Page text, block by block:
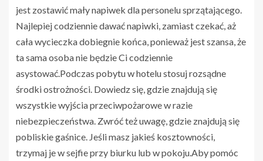
jest zostawić mały napiwek dla personelu sprzątającego.
Najlepiej codziennie dawać napiwki, zamiast czekać, aż
cała wycieczka dobiegnie końca, ponieważ jest szansa, że
​​ta sama osoba nie będzie Ci codziennie
asystować.Podczas pobytu w hotelu stosuj rozsądne
środki ostrożności. Dowiedz się, gdzie znajdują się
wszystkie wyjścia przeciwpożarowe w razie
niebezpieczeństwa. Zwróć też uwagę, gdzie znajdują się
pobliskie gaśnice. Jeśli masz jakieś kosztowności,
trzymaj je w sejfie przy biurku lub w pokoju.Aby pomóc